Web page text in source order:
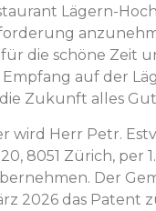
Lägern-
die schöne Zeit
auf der
Zukun­ft alles
wird Herr Petr.
8051 Zürich, per
Der
2026 das Patent